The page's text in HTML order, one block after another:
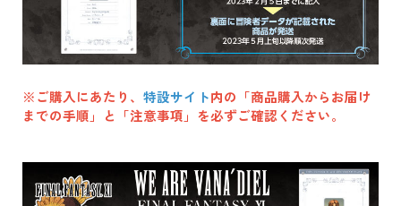
※ご購入にあたり、 特設サイト内の「商品購入からお届け
までの手順」と「注意事項」を必ずご確認ください。